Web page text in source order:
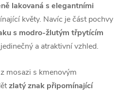
lakovaná s elegantními
květy. Navíc je část pochvy
s modro-žlutým třpytícím
a atraktivní vzhled.
mosazi s kmenovým
zlatý znak připomínající